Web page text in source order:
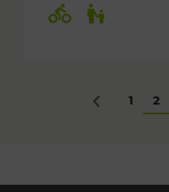
Zurück
1 2